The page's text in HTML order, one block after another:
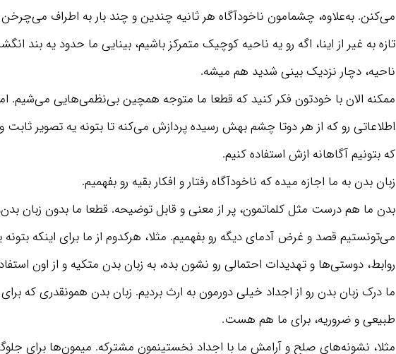
می‌کنن. به‌علاوه، چشمامون ناخودآگاه هر ثانیه چندین و چند بار به اطراف
تازه به غیر از اینا، اگه رو یه ناحیه کوچیک متمرکز باشیم، بینایی ما حدود یه بند
ناحیه، دچار نزدیک بینی شدید هم میشه.
ممکنه الان با خودتون فکر کنید که قطعا ما متوجه همچین بی‌نظمی‌هایی می‌شیم.
اطلاعاتی رو که از هر دوتا چشم بهش رسیده پردازش می‌کنه تا بتونه یه تصویر ثابت
که بتونیم آگاهانه ازش استفاده کنیم.
زبان بدن به ما اجازه میده که ناخودآگاه رفتار و افکار بقیه رو بفهمیم.
بدن ما هم درست مثل کلماتمون، پر از معنی و قابل توضیحه. قطعا ما بدون زبان
می‌تونستیم قصد و غرض آدمای دیگه رو بفهمیم. مثلا، هرکدوم از ما برای اینکه
روابط، دوستی‌ها و تهدیدات احتمالی رو نشون بده، به زبان بدن متکیه و از اون
ما درک زبان بدن رو از اجداد خیلی دورمون به ارث بردیم. زبان بدن همونقدری که
طبیعی و ضروریه، برای ما هم هست.
مثلا، نشونه‌های صلح و آرامش ما با اجداد نخستینمون مشترکه. میمون‌ها برای